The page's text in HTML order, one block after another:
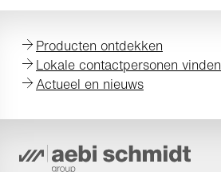
Producten ontdekken
Lokale contactpersonen vinden
Actueel en nieuws